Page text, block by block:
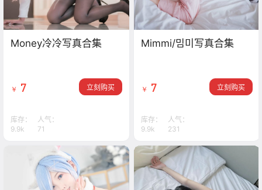
Money冷冷写真合集
￥ 7 立刻购买
库存：
9.9k
人气：
71
Mimmi/밈미写真合集
￥ 7 立刻购买
库存：
9.9k
人气：
231